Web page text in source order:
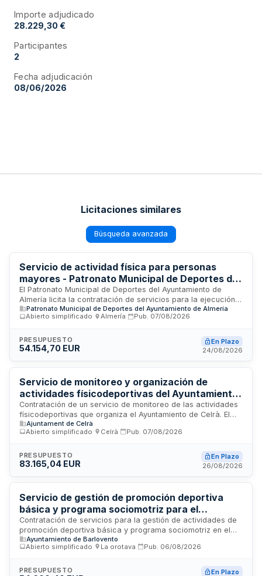
Importe adjudicado
28.229,30 €
Participantes
2
Fecha adjudicación
08/06/2026
Licitaciones similares
Búsqueda avanzada
Servicio de actividad física para personas
mayores - Patronato Municipal de Deportes del
Ayuntamiento de Almería
El Patronato Municipal de Deportes del Ayuntamiento de
Almería licita la contratación de servicios para la ejecución
del Programa Actividad Física Municipal dirigido a personas
mayores, denominado Mayores en Forma. El contrato
adaptadas para la población senior municipal, con
responsabilidad técnica y operativa del licitador en el
responsabilidad de las instalaciones, suministros y dotación
de material higiénico-sanitario.
Patronato Municipal de Deportes del Ayuntamiento de Almería
Abierto simplificado
Almería Pub. 07/08/2026
PRESUPUESTO
54.154,70 EUR
En Plazo
24/08/2026
Servicio de monitoreo y organización de
actividades físicodeportivas del Ayuntamiento
de Celrà
Contratación de un servicio de monitoreo de las actividades
físicodeportivas que organiza el Ayuntamiento de Celrà. El
servicio tiene una duración inicial de dos años, prorrogables
hasta un máximo de cuatro años, y se prestará durante el
establecido por el área de deportes municipal. La prestación
incluye la totalidad de costos directos e indirectos
Ajuntament de Celrà
Abierto simplificado
Celrà Pub. 07/08/2026
PRESUPUESTO
83.165,04 EUR
En Plazo
26/08/2026
Servicio de gestión de promoción deportiva
básica y programa sociomotriz para el
Ayuntamiento de Barlovento
Contratación de servicios para la gestión de actividades de
promoción deportiva básica y programa sociomotriz en el
municipio de Barlovento. El servicio comprende la prestación
de técnicos deportivos cualificados para impartir
dirigidas a población de edad escolar, conforme a los
Ayuntamiento de Barlovento
Abierto simplificado
La orotava Pub. 06/08/2026
PRESUPUESTO
En Plazo